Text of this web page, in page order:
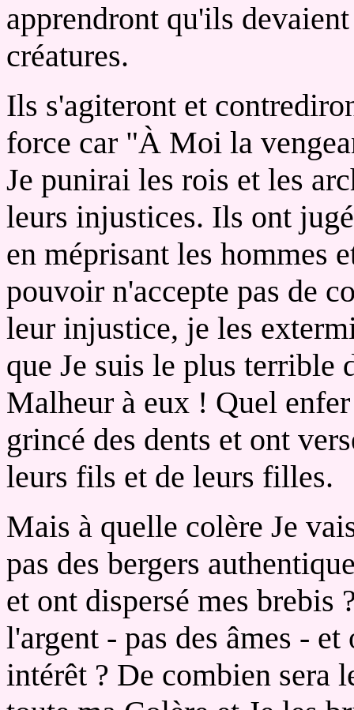
apprendront qu'ils
créatures.
Ils s'agiteront et
force car "À Moi la
Je punirai les rois et les
leurs injustices. Ils ont
en méprisant les hommes
pouvoir n'accepte pas de
leur injustice, je les
que Je suis le plus terrible
Malheur à eux ! Quel
grincé des dents et ont
leurs fils et de leurs filles.
Mais à quelle colère Je
pas des bergers
et ont dispersé mes
l'argent - pas des âmes -
intérêt ? De combien sera